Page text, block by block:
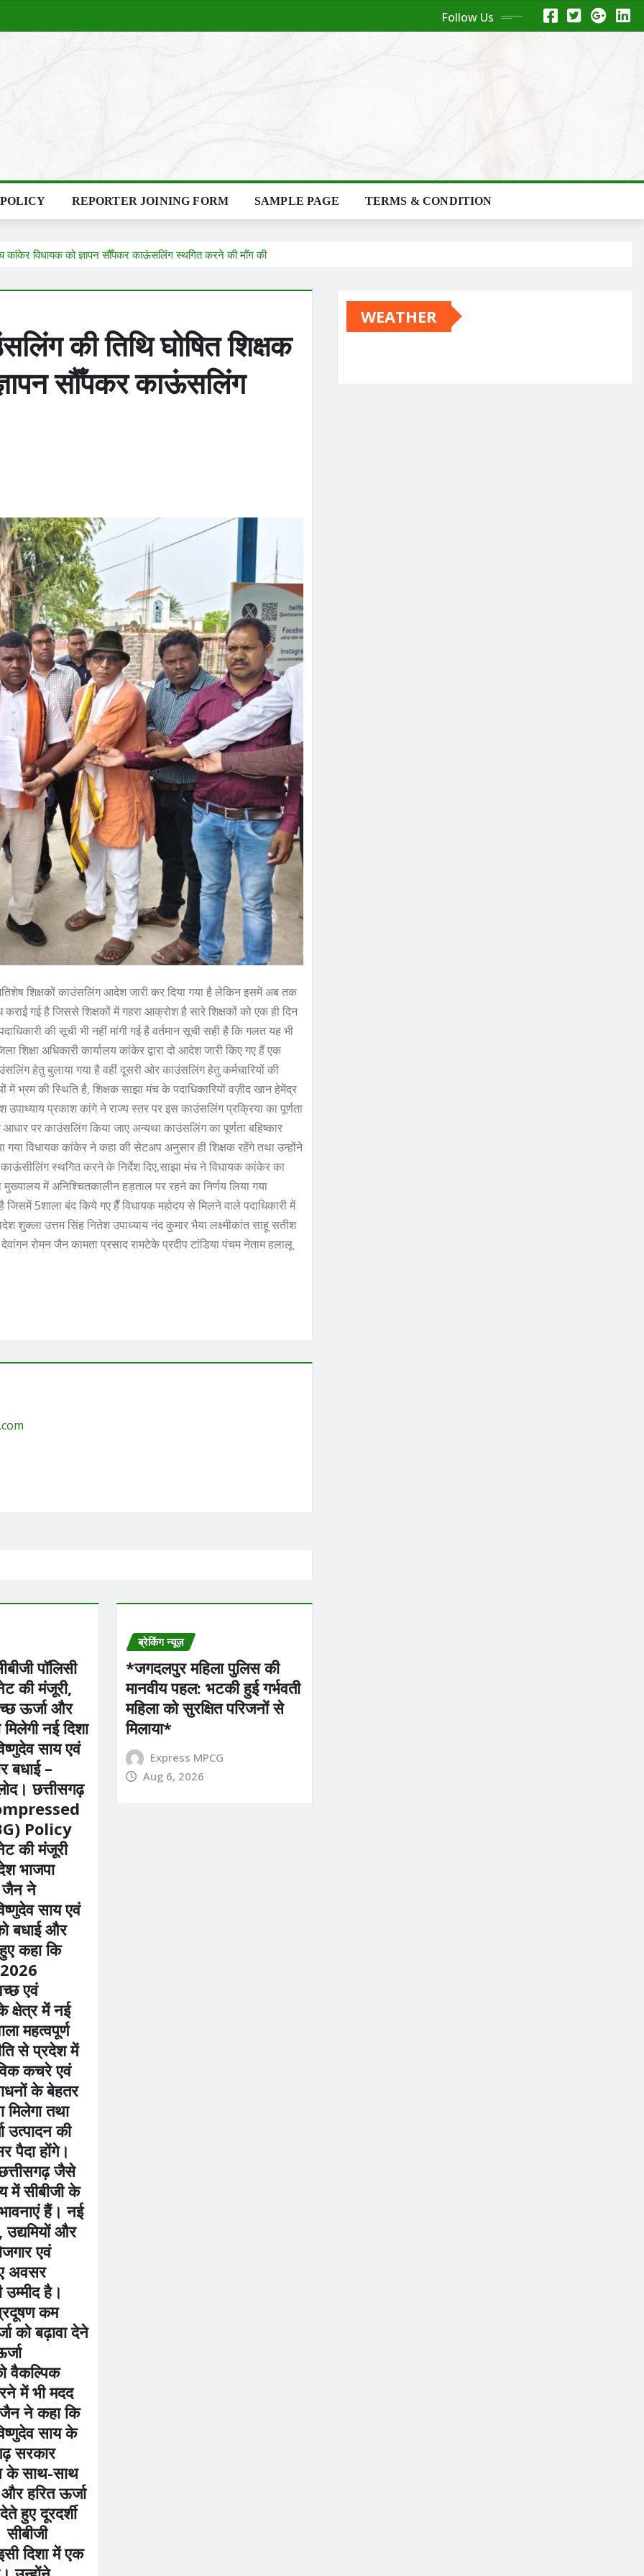
Follow Us
REPORTER JOINING FORM SAMPLE PAGE TERMS & CONDITION
कांकेर विधायक को ज्ञापन सौँपकर काऊंसलिंग स्थगित करने की माँग की
की तिथि घोषित शिक्षक
सौँपकर काऊंसलिंग
शिक्षकों काउंसलिंग आदेश जारी कर दिया गया है लेकिन इसमें अब तक
गई है जिससे शिक्षकों में गहरा आक्रोश है सारे शिक्षकों को एक ही दिन
की सूची भी नहीं मांगी गई है वर्तमान सूची सही है कि गलत यह भी
शिक्षा अधिकारी कार्यालय कांकेर द्वारा दो आदेश जारी किए गए हैं एक
हेतु बुलाया गया है वहीं दूसरी ओर काउंसलिंग हेतु कर्मचारियों की
भ्रम की स्थिति है, शिक्षक साझा मंच के पदाधिकारियों वज़ीद खान हेमेंद्र
प्रकाश कांगे ने राज्य स्तर पर इस काउंसलिंग प्रक्रिया का पूर्णता
पर काउंसलिंग किया जाए अन्यथा काउंसलिंग का पूर्णता बहिष्कार
गया विधायक कांकेर ने कहा की सेटअप अनुसार ही शिक्षक रहेंगे तथा उन्होंने
स्थगित करने के निर्देश दिए,साझा मंच ने विधायक कांकेर का
में अनिश्चितकालीन हड़ताल पर रहने का निर्णय लिया गया
5शाला बंद किये गए हैँ विधायक महोदय से मिलने वाले पदाधिकारी में
उत्तम सिंह नितेश उपाध्याय नंद कुमार भैया लक्ष्मीकांत साहू सतीश
रोमन जैन कामता प्रसाद रामटेके प्रदीप टांडिया पंचम नेताम हलालू
पॉलिसी
की मंजूरी,
ऊर्जा और
नई दिशा
साय एवं
बधाई –
छत्तीसगढ़
Policy
की मंजूरी
भाजपा
जैन ने
साय एवं
बधाई और
कहा कि
2026
एवं
क्षेत्र में नई
महत्वपूर्ण
से प्रदेश में
कचरे एवं
के बेहतर
मिलेगा तथा
उत्पादन की
पैदा होंगे।
जैसे
में सीबीजी के
हैं। नई
उद्यमियों और
एवं
अवसर
है।
कम
को बढ़ावा देने
वैकल्पिक
में भी मदद
ने कहा कि
साय के
सरकार
के साथ-साथ
और हरित ऊर्जा
हुए दूरदर्शी
सीबीजी
दिशा में एक
ब्रेकिंग न्यूज़
*​जगदलपुर महिला पुलिस की
मानवीय पहल: भटकी हुई गर्भवती
महिला को सुरक्षित परिजनों से
मिलाया*
Express MPCG
Aug 6, 2026
WEATHER